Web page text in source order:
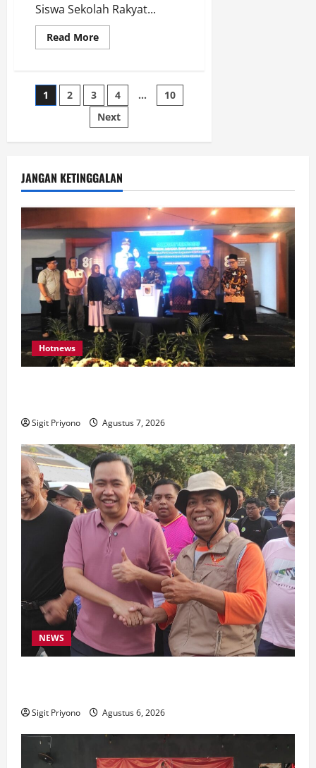
Siswa Sekolah Rakyat...
Read MoreRead
more
Rakyat
Jember
Ikut
Berpartisipasi
di
2026
Paginasi
1 2 3 4 …
10
Next
JANGAN KETINGGALAN
Hotnews
Sigit Priyono Agustus 7, 2026
NEWS
Sigit Priyono Agustus 6, 2026